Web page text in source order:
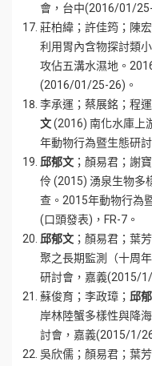
會，台中(2016/01/
莊柏緯；許佳筠；陳
利用胃內含物探討類
攻佔五溝水濕地。
(2016/01/25-26)。
李承運；蔡展銘；程
文(2016) 南化水庫上
年動物行為暨生態研
邱郁文 ；顏易君；謝
伶 (2015) 湧泉生物多
查。2015年動物行為
(口頭發表)，FR-7。
邱郁文 ；顏易君；葉
聚之長期監測（十周
研討會，嘉義(2015/
蘇俊育；李政璋； 邱
岸林陸蟹多樣性與降
討會，嘉義(2015/1/
吳欣儒；顏易君；葉